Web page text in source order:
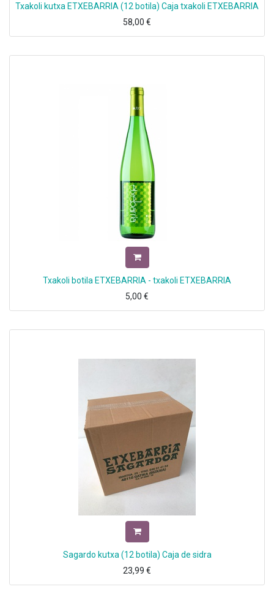
Txakoli kutxa ETXEBARRIA (12 botila) Caja txakoli ETXEBARRIA
58,00 €
Txakoli botila ETXEBARRIA - txakoli ETXEBARRIA
5,00 €
Sagardo kutxa (12 botila) Caja de sidra
23,99 €